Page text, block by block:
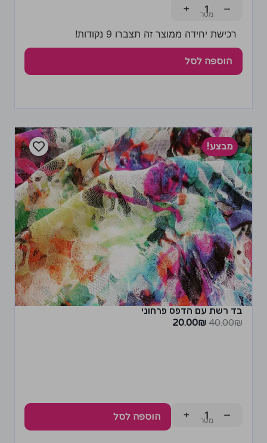
−
+
רכישת יחידה ממוצר זה תצברו 9 נקודות!
הוספה לסל
מבצע!
בד רשת עם הדפס פרחוני
40.00₪
20.00₪
−
+ הוספה לסל